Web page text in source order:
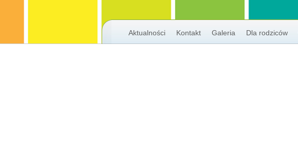
Aktualności Kontakt Galeria Dla rodziców